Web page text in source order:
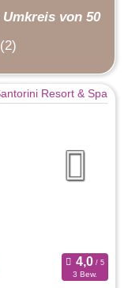
Umkreis von 50
(2)
3 Bew.